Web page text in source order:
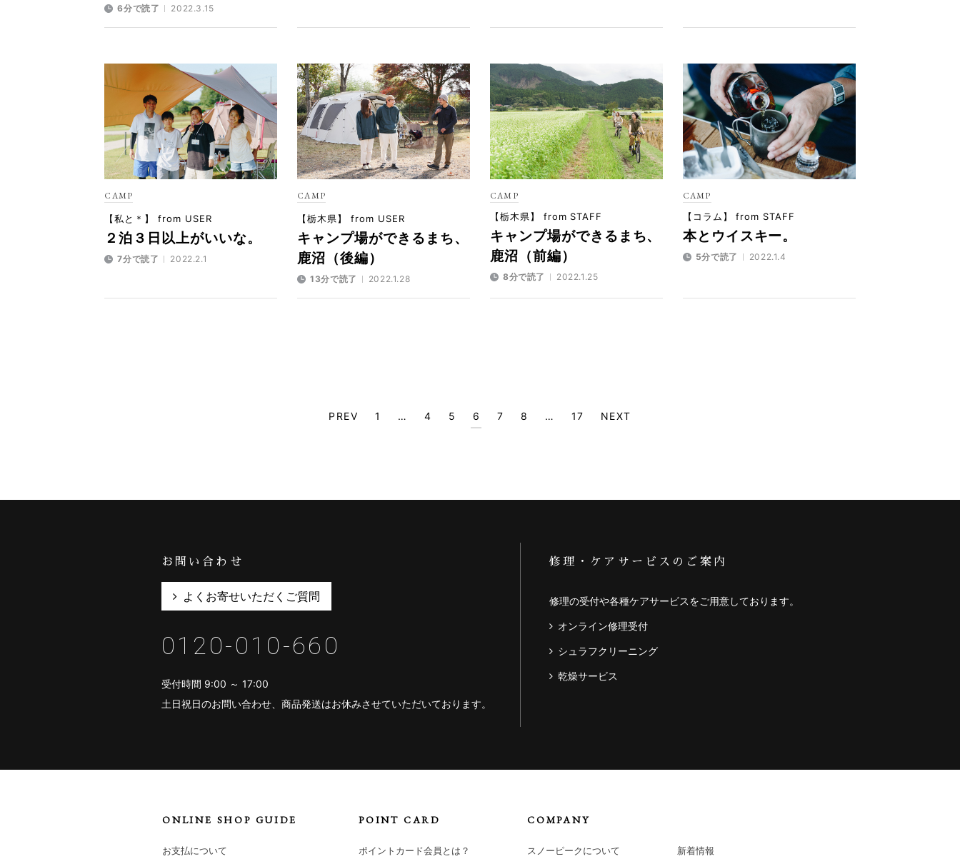
6分で読了 2022.3.15
CAMP
【私と＊】 from USER
２泊３日以上がいいな。
7分で読了 2022.2.1
CAMP
【栃木県】 from USER
キャンプ場ができるまち、
鹿沼（後編）
13分で読了 2022.1.28
CAMP
【栃木県】 from STAFF
キャンプ場ができるまち、
鹿沼（前編）
8分で読了 2022.1.25
CAMP
【コラム】 from STAFF
本とウイスキー。
5分で読了 2022.1.4
PREV 1 … 4 5 6 7 8 … 17 NEXT
お問い合わせ
よくお寄せいただくご質問
0120-010-660
受付時間 9:00 ～ 17:00
土日祝日のお問い合わせ、商品発送はお休みさせていただいております。
修理・ケアサービスのご案内
修理の受付や各種ケアサービスをご用意しております。
オンライン修理受付
シュラフクリーニング
乾燥サービス
ONLINE SHOP GUIDE
お支払について
POINT CARD
ポイントカード会員とは？
COMPANY
スノーピークについて 新着情報